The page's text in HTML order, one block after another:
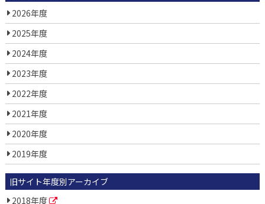
2026年度
2025年度
2024年度
2023年度
2022年度
2021年度
2020年度
2019年度
旧サイト年度別アーカイブ
2018年度